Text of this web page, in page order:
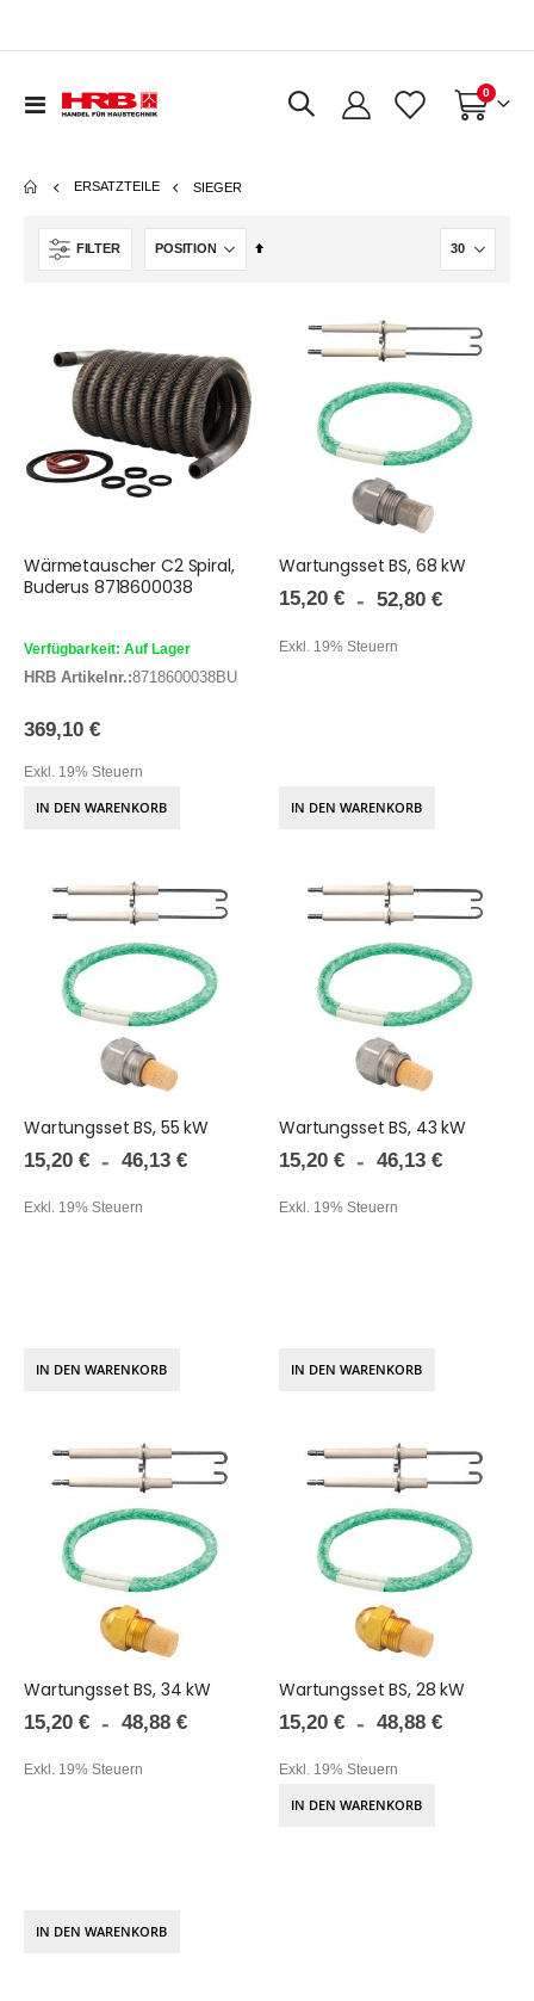
Navigation
Warenkorb
0Artikel
ERSATZTEILE SIEGER
FILTER
In
Wärmetauscher C2 Spiral,
Buderus 8718600038
Verfügbarkeit: Auf Lager
HRB Artikelnr.:8718600038BU
369,10 €
Exkl. 19% Steuern
IN DEN WARENKORB
Wartungsset BS, 68 kW
15,20 € 52,80 €
Exkl. 19% Steuern
IN DEN WARENKORB
Wartungsset BS, 55 kW
15,20 € 46,13 €
Exkl. 19% Steuern
IN DEN WARENKORB
Wartungsset BS, 43 kW
15,20 € 46,13 €
Exkl. 19% Steuern
IN DEN WARENKORB
Wartungsset BS, 34 kW
15,20 € 48,88 €
Exkl. 19% Steuern
IN DEN WARENKORB
Wartungsset BS, 28 kW
15,20 € 48,88 €
Exkl. 19% Steuern
IN DEN WARENKORB